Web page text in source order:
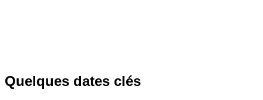
Quelques dates clés